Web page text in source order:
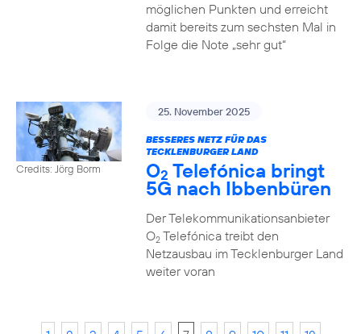
möglichen Punkten und erreicht
damit bereits zum sechsten Mal in
Folge die Note „sehr gut“
Credits: Jörg Borm
25. November 2025
BESSERES NETZ FÜR DAS
TECKLENBURGER LAND
O2 Telefónica bringt
5G nach Ibbenbüren
Der Telekommunikationsanbieter
O2Telefónica treibt den
Netzausbau im Tecklenburger Land
weiter voran